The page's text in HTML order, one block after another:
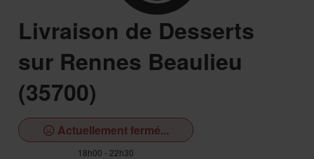
Livraison de Desserts
sur Rennes Beaulieu
(35700)
Actuellement fermé...
18h00 - 22h30